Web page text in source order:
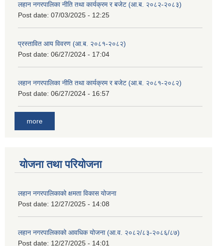
लहान नगरपालिका नीति तथा कार्यक्रम र बजेट (आ.ब. २०८२-२०८३)
Post date: 07/03/2025 - 12:25
प्रस्तावित आय विवरण (आ.ब. २०८१-२०८२)
Post date: 06/27/2024 - 17:04
लहान नगरपालिका नीति तथा कार्यक्रम र बजेट (आ.ब. २०८१-२०८२)
Post date: 06/27/2024 - 16:57
more
योजना तथा परियोजना
लहान नगरपालिकाको क्षमता विकास योजना
Post date: 12/27/2025 - 14:08
लहान नगरपालिकाको आवधिक योजना (आ.व. २०८२/८३-२०८६/८७)
Post date: 12/27/2025 - 14:01